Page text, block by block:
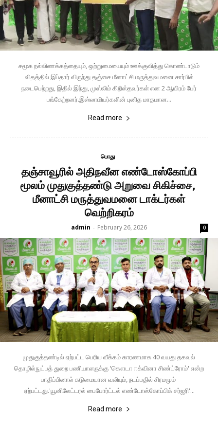
சமூக நல்லிணக்கத்தையும், ஒற்றுமையையும் ஊக்குவித்து கொண்டாடும்
விதத்தில் இப்தார் விருந்து தஞ்சை மீனாட்சி மருத்துவமனை சார்பில்
நடைபெற்றது, இதில் இந்து, முஸ்லிம் கிறிஸ்தவர்கள் என 2 ஆயிரம் பேர்
பங்கேற்றனர்.இஸ்லாமியர்களின் புனித மாதமான...
Read more
பொது
தஞ்சாவூரில் அதிநவீன எண்டோஸ்கோப்பி
மூலம் முதுகுத்தண்டு அறுவை சிகிச்சை,
மீனாட்சி மருத்துவமனை டாக்டர்கள்
வெற்றிகரம்
admin - February 26, 2026 0
முதுகுத்தண்டில் ஏற்பட்ட பெரிய வீக்கம் காரணமாக 40 வயது தகவல்
தொழில்நுட்பத் துறை பணியாளருக்கு 'கௌடா ஈக்வினா சிண்ட்ரோம்' என்ற
பாதிப்பினால் கடுமையான வலியும், நடப்பதில் சிரமமும்
ஏற்பட்டது.'யூனிலேட்டரல் பைபோர்ட்டல் எண்டோஸ்கோப்பிக் சர்ஜரி'...
Read more